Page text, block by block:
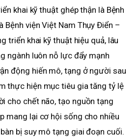
khai kỹ thuật ghép thận là Bệnh
Bệnh viện Việt Nam Thụy Điển –
triển khai kỹ thuật hiệu quả, lâu
ngành luôn nỗ lực đẩy mạnh
động hiến mô, tạng ở người sau
thực hiện mục tiêu gia tăng tỷ lệ
cho chết não, tạo nguồn tạng
mang lại cơ hội sống cho nhiều
bị suy mô tạng giai đoạn cuối.